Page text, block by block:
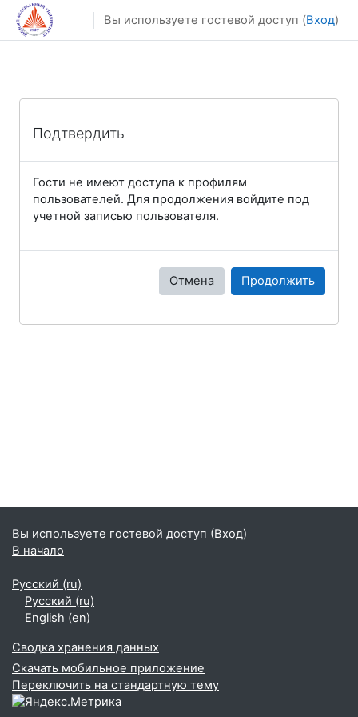
Перейти к основному содержанию
Вы используете гостевой доступ (Вход)
Подтвердить
Гости не имеют доступа к профилям
пользователей. Для продолжения войдите под
учетной записью пользователя.
Отмена Продолжить
Вы используете гостевой доступ (Вход)
В начало
Русский ‎(ru)‎
Русский ‎(ru)‎
English ‎(en)‎
Сводка хранения данных
Скачать мобильное приложение
Переключить на стандартную тему